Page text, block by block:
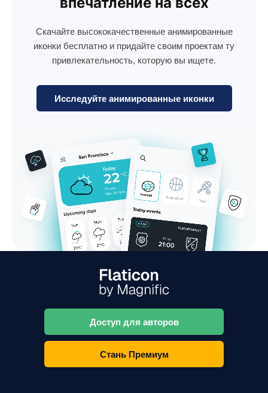
Скачайте высококачественные анимированные
иконки бесплатно и придайте своим проектам ту
привлекательность, которую вы ищете.
Исследуйте анимированные иконки
Доступ для авторов
Стань Премиум